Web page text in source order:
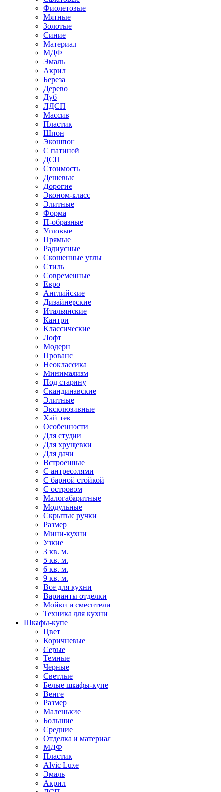
Фиолетовые
Мятные
Золотые
Синие
Материал
МДФ
Эмаль
Акрил
Береза
Дерево
Дуб
ЛДСП
Массив
Пластик
Шпон
Экошпон
С патиной
ДСП
Стоимость
Дешевые
Дорогие
Эконом-класс
Элитные
Форма
П-образные
Угловые
Прямые
Радиусные
Скошенные углы
Стиль
Современные
Евро
Английские
Дизайнерские
Итальянские
Кантри
Классические
Лофт
Модерн
Прованс
Неоклассика
Минимализм
Под старину
Скандинавские
Элитные
Эксклюзивные
Хай-тек
Особенности
Для студии
Для хрущевки
Для дачи
Встроенные
С антресолями
С барной стойкой
С островом
Малогабаритные
Модульные
Скрытые ручки
Размер
Мини-кухни
Узкие
3 кв. м.
5 кв. м.
6 кв. м.
9 кв. м.
Все для кухни
Варианты отделки
Мойки и смесители
Техника для кухни
Шкафы-купе
Цвет
Коричневые
Серые
Темные
Черные
Светлые
Белые шкафы-купе
Венге
Размер
Маленькие
Большие
Средние
Отделка и материал
МДФ
Пластик
Alvic Luxe
Эмаль
Акрил